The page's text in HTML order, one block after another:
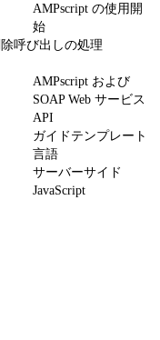
AMPscript の使用開
始
呼び出しの処理
AMPscript および
SOAP Web サービス
API
ガイドテンプレート
言語
サーバーサイド
JavaScript